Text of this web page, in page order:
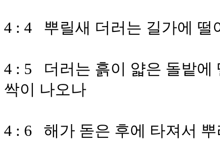
4 : 4 뿌릴새 더러는 길가에 떨
4 : 5 더러는 흙이 얇은 돌밭에
싹이 나오나
4 : 6 해가 돋은 후에 타져서